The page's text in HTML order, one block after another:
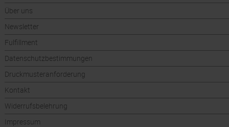
Über uns
Newsletter
Fulfillment
Datenschutzbestimmungen
Druckmusteranforderung
Kontakt
Widerrufsbelehrung
Impressum